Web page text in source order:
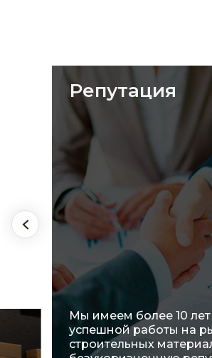
Ассортимент
Мы предлагаем
материалов и активно
оптимизацией
ряда, чтобы полностью
удовлетворить